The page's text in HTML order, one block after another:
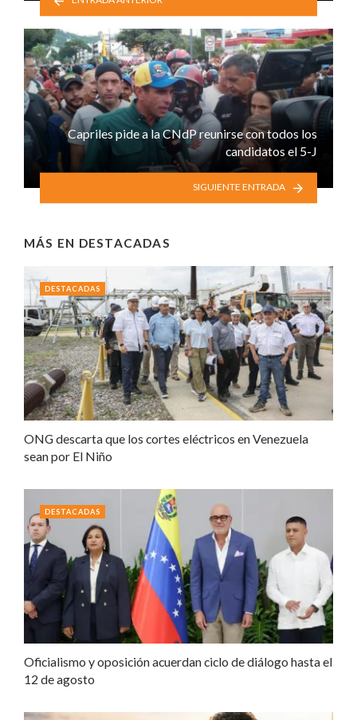
Capriles pide a la CNdP reunirse con todos los
candidatos el 5-J
SIGUIENTE ENTRADA
MÁS EN DESTACADAS
ONG descarta que los cortes eléctricos en Venezuela
sean por El Niño
DESTACADAS
Oficialismo y oposición acuerdan ciclo de diálogo hasta el
12 de agosto
DESTACADAS